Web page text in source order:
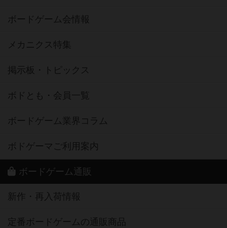
ボードゲーム会情報
メカニクス特集
掲示板・トピックス
ボドとも・会員一覧
ボードゲーム業界コラム
ボドゲーマご利用案内
ボードゲーム通販
新作・再入荷情報
定番ボードゲームの通販商品